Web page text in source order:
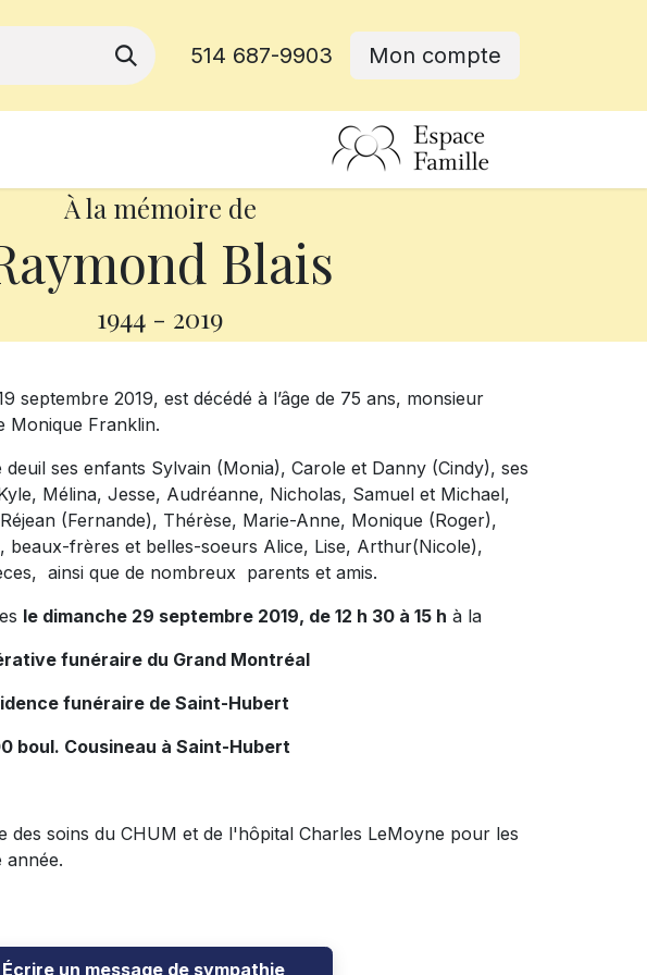
514 687-9903 Mon compte
À la mémoire de
Blais
1944 - 2019
septembre 2019, est décédé à l’âge de 75 ans, monsieur
Monique Franklin.
ses enfants Sylvain (Monia), Carole et Danny (Cindy), ses
Mélina, Jesse, Audréanne, Nicholas, Samuel et Michael,
(Fernande), Thérèse, Marie-Anne, Monique (Roger),
beaux-frères et belles-soeurs Alice, Lise, Arthur(Nicole),
ainsi que de nombreux parents et amis.
le dimanche 29 septembre 2019, de 12 h 30 à 15 h à la
funéraire du Grand Montréal
funéraire de Saint-Hubert
boul. Cousineau à Saint-Hubert
des soins du CHUM et de l'hôpital Charles LeMoyne pour les
année.
Écrire un message de sympathie